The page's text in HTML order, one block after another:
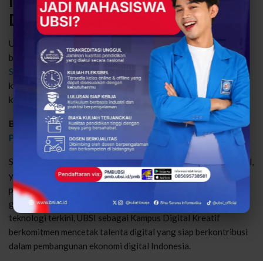
Digital Masa Depan
Untuk menjawab kebutuhan industri digital yang terus
berkembang, Program Studi Informatika
Universitas Bina
Sarana Informatika (UBSI) kampus Cengkareng menghadirkan
kurikulum yang adaptif dan berorientasi pada kebutuhan dunia
kerja.
Baca juga :Siapkah Kamu Jadi Penggerak Ekonomi Digital?
Peran Besar Lulusan Prodi Informatika Dimulai di Sini
Saat ini, Prodi Informatika UBSI telah meraih akreditasi Unggul,
yang menjadi bukti kualitas pendidikan serta relevansi
pembelajaran dengan kebutuhan industri nasional maupun
global. Melalui pendekatan pembelajaran berbasis praktik dan
teknologi terkini, UBSI sebagai Kampus Digital Kreatif
berkomitmen mencetak talenta digital yang siap berkontribusi
dalam pembangunan ekonomi digital Indonesia.